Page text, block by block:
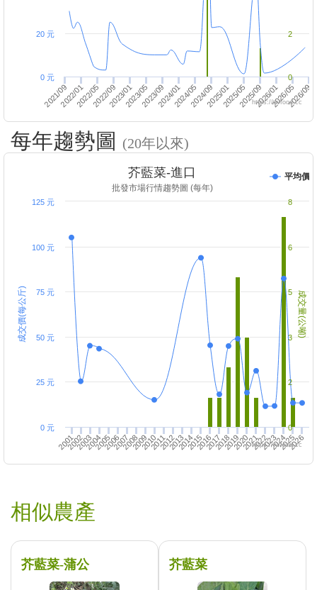
2022/01 2023/01 2024/01 2025/01 2026/01
2021/09 2022/052022/09 2023/052023/09 2024/052024/09 2025/052025/09 2026/052026/09
0 元
20 元
0
2
https://twfood.cc
每年趨勢圖 (20年以來)
成交價(每公斤) 成交量(公噸)
芥藍菜-進口
批發市場行情趨勢圖 (每年)
平均價
20012002200320042005200620072008200920102011201220132014201520162017201820192020202120222023202420252026
0 元
25 元
50 元
75 元
100 元
125 元
0
2
3
5
6
8
https://twfood.cc
相似農產
芥藍菜-蒲公 芥藍菜